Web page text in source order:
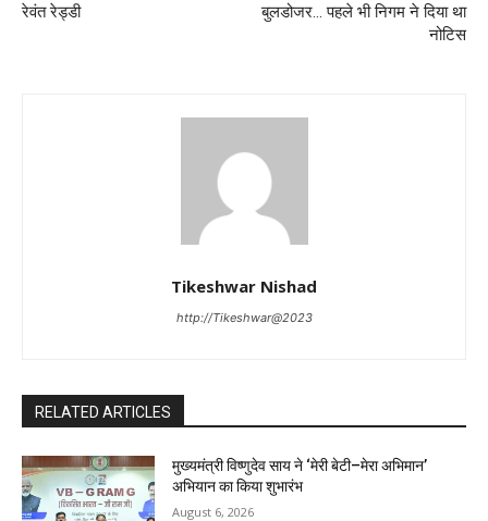
रेवंत रेड्डी
बुलडोजर… पहले भी निगम ने दिया था
नोटिस
Tikeshwar Nishad
http://Tikeshwar@2023
RELATED ARTICLES
मुख्यमंत्री विष्णुदेव साय ने ‘मेरी बेटी–मेरा अभिमान’
अभियान का किया शुभारंभ
August 6, 2026